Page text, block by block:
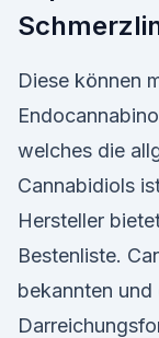
Diese können
welches die
Cannabidiols
Hersteller
Bestenliste.
bekannten